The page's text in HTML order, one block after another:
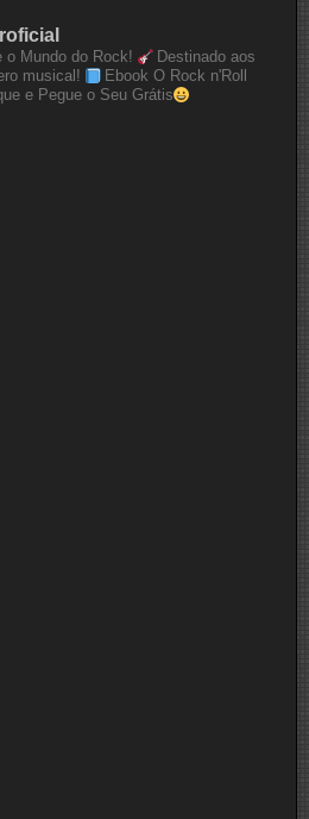
o Mundo do Rock!
Destinado aos
musical!
Ebook O Rock n'Roll
e Pegue o Seu Grátis